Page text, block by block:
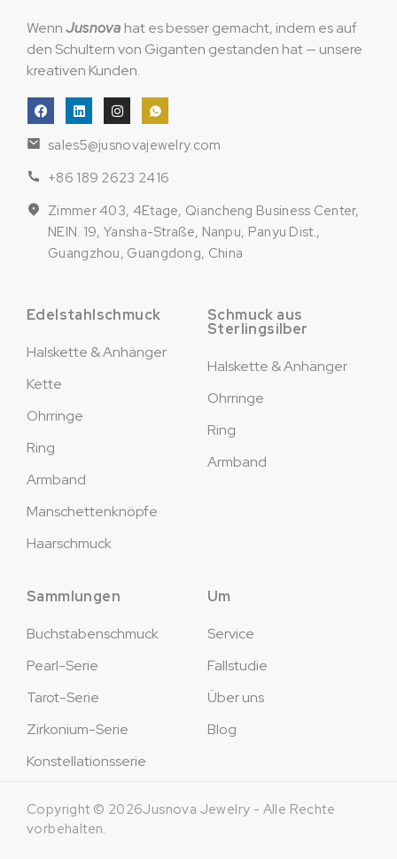
WennJusnova hat es besser gemacht, indem es auf
den Schultern von Giganten gestanden hat — unsere
kreativen Kunden.
sales5@jusnovajewelry.com
+86 189 2623 2416
Zimmer 403, 4Etage, Qiancheng Business Center,
NEIN. 19, Yansha-Straße, Nanpu, Panyu Dist.,
Guangzhou, Guangdong, China
Edelstahlschmuck
Halskette & Anhänger
Kette
Ohrringe
Ring
Armband
Manschettenknöpfe
Haarschmuck
Schmuck aus
Sterlingsilber
Halskette & Anhänger
Ohrringe
Ring
Armband
Sammlungen
Buchstabenschmuck
Pearl-Serie
Tarot-Serie
Zirkonium-Serie
Konstellationsserie
Um
Service
Fallstudie
Über uns
Blog
Copyright © 2026Jusnova Jewelry - Alle Rechte
vorbehalten.